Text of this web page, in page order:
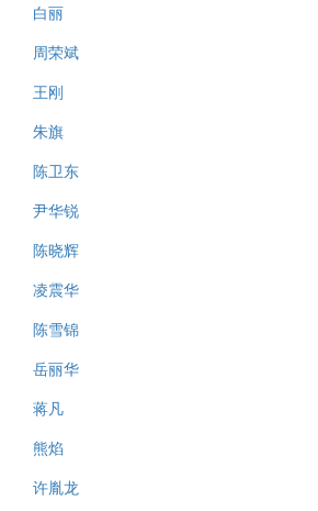
白丽
周荣斌
王刚
朱旗
陈卫东
尹华锐
陈晓辉
凌震华
陈雪锦
岳丽华
蒋凡
熊焰
许胤龙